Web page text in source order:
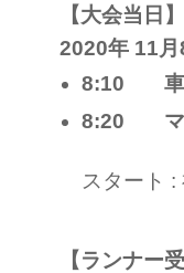
【大会当日】
2020年 11
8:10
8:20
スタート
【ランナー